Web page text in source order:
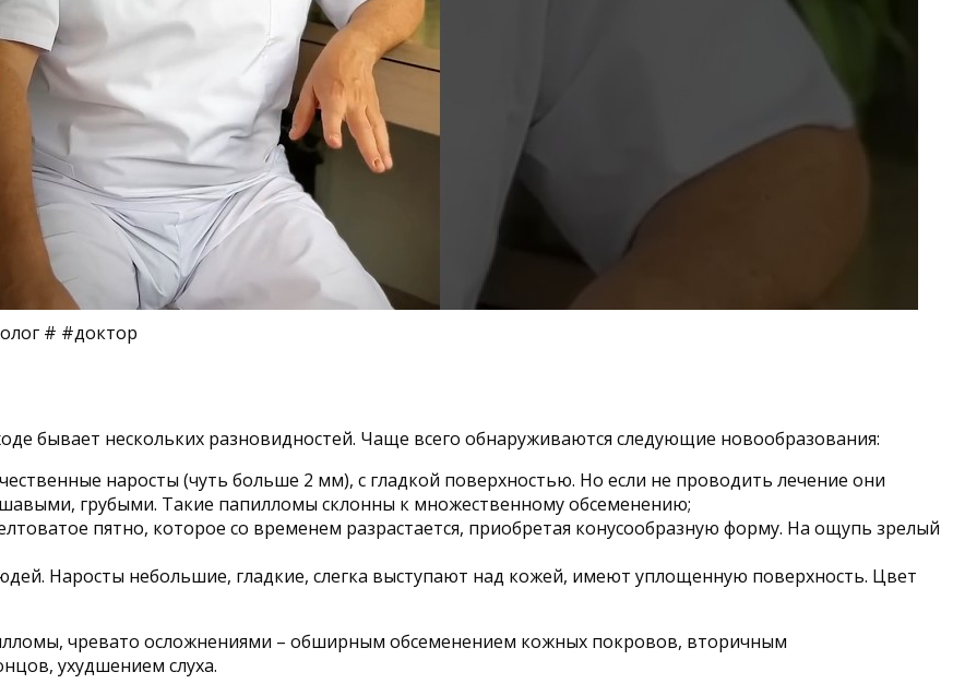
# #доктор
бывает нескольких разновидностей. Чаще всего обнаруживаются следующие новообразования:
наросты (чуть больше 2 мм), с гладкой поверхностью. Но если не проводить лечение они
грубыми. Такие папилломы склонны к множественному обсеменению;
пятно, которое со временем разрастается, приобретая конусообразную форму. На ощупь зрелый
Наросты небольшие, гладкие, слегка выступают над кожей, имеют уплощенную поверхность. Цвет
чревато осложнениями – обширным обсеменением кожных покровов, вторичным
ухудшением слуха.